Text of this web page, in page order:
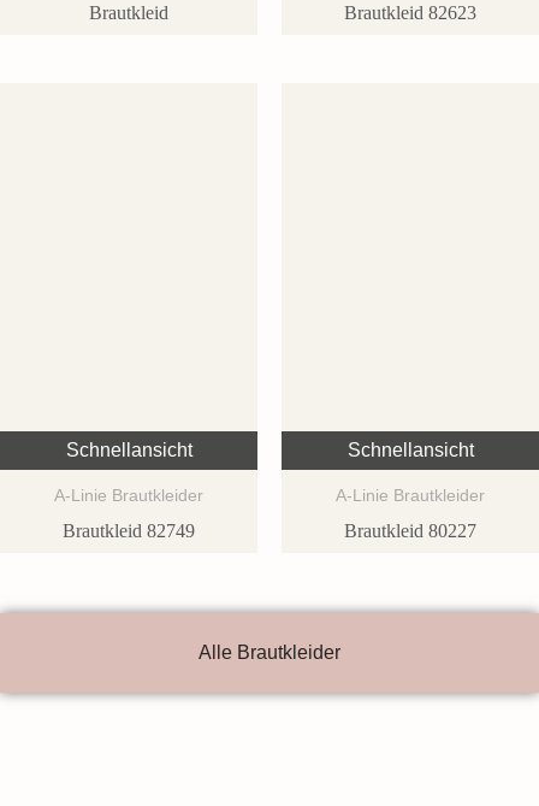
Brautkleid Brautkleid 82623
Schnellansicht
A-Linie Brautkleider
Brautkleid 82749
Schnellansicht
A-Linie Brautkleider
Brautkleid 80227
Alle Brautkleider